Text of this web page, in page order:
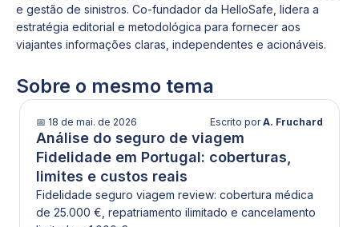
e gestão de sinistros. Co-fundador da HelloSafe, lidera a
estratégia editorial e metodológica para fornecer aos
viajantes informações claras, independentes e acionáveis.
Sobre o mesmo tema
📅 18 de mai. de 2026 Escrito porA. Fruchard
Análise do seguro de viagem
Fidelidade em Portugal: coberturas,
limites e custos reais
Fidelidade seguro viagem review: cobertura médica
de 25.000 €, repatriamento ilimitado e cancelamento